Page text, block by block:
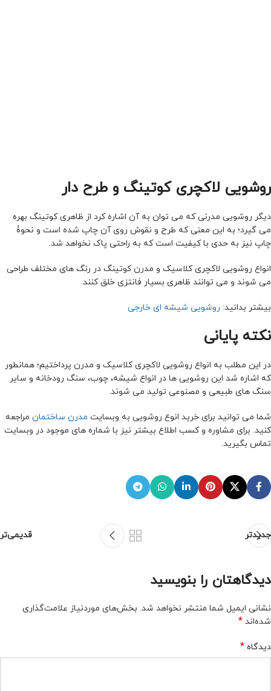
روشویی لاکچری کوتینگ و طرح دار
دیگر روشویی مدرنی که می توان به آن اشاره کرد از ظاهری کوتینگ بهره
می گیرد؛ به این معنی که طرح و نقوش روی آن چاپ شده است و نحوۀ
چاپ نیز به حدی با کیفیت است که به راحتی پاک نخواهد شد.
انواع روشویی لاکچری کلاسیک و مدرن کوتینگ در رنگ های مختلف طراحی
می شوند و می توانند ظاهری بسیار فانتزی خلق کنند.
بیشتر بدانید: روشویی شیشه ای خارجی
نکته پایانی
در این مطلب به انواع روشویی لاکچری کلاسیک و مدرن پرداختیم؛ همانطور
که اشاره شد این روشویی ها در انواع شیشه، چوب، سنگ رودخانه و سایر
سنگ های طبیعی و مصنوعی تولید می شوند.
شما می توانید برای خرید انوع روشویی به وبسایت مدرن ساختمان مراجعه
کنید. برای مشاوره و کسب اطلاع بیشتر نیز با شماره های موجود در وبسایت
تماس بگیرید.
جدیدتر قدیمی‌تر
دیدگاهتان را بنویسید
نشانی ایمیل شما منتشر نخواهد شد. بخش‌های موردنیاز علامت‌گذاری
شده‌اند *
دیدگاه *